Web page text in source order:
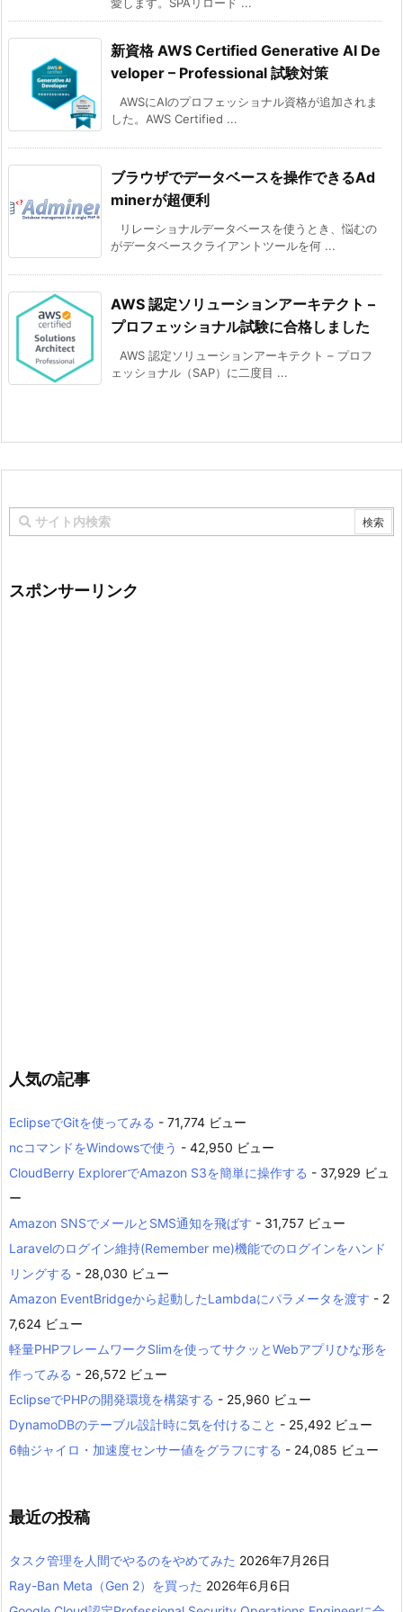
新資格 AWS Certified Generative AI De
veloper – Professional 試験対策
AWSにAIのプロフェッショナル資格が追加されま
した。AWS Certified ...
ブラウザでデータベースを操作できるAd
minerが超便利
リレーショナルデータベースを使うとき、悩むの
がデータベースクライアントツールを何 ...
AWS 認定ソリューションアーキテクト –
プロフェッショナル試験に合格しました
AWS 認定ソリューションアーキテクト – プロフ
ェッショナル（SAP）に二度目 ...
スポンサーリンク
人気の記事
EclipseでGitを使ってみる - 71,774 ビュー
ncコマンドをWindowsで使う - 42,950 ビュー
CloudBerry ExplorerでAmazon S3を簡単に操作する - 37,929 ビュ
ー
Amazon SNSでメールとSMS通知を飛ばす - 31,757 ビュー
Laravelのログイン維持(Remember me)機能でのログインをハンド
リングする - 28,030 ビュー
Amazon EventBridgeから起動したLambdaにパラメータを渡す - 2
7,624 ビュー
軽量PHPフレームワークSlimを使ってサクッとWebアプリひな形を
作ってみる - 26,572 ビュー
EclipseでPHPの開発環境を構築する - 25,960 ビュー
DynamoDBのテーブル設計時に気を付けること - 25,492 ビュー
6軸ジャイロ・加速度センサー値をグラフにする - 24,085 ビュー
最近の投稿
タスク管理を人間でやるのをやめてみた 2026年7月26日
Ray-Ban Meta（Gen 2）を買った 2026年6月6日